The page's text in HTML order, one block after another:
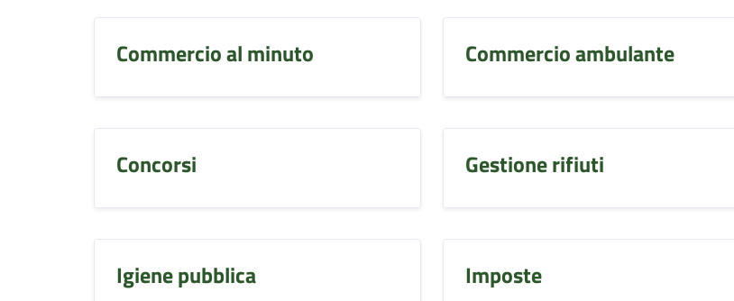
Commercio al minuto Commercio ambulante
Concorsi Gestione rifiuti
Igiene pubblica Imposte